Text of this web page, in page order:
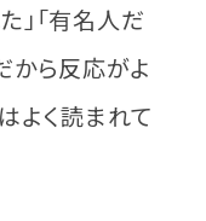
」「有名人だ
から反応がよ
よく読まれて